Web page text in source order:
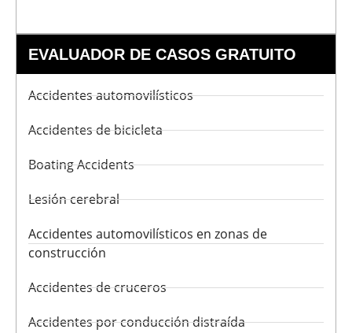
EVALUADOR DE CASOS GRATUITO
Accidentes automovilísticos
Accidentes de bicicleta
Boating Accidents
Lesión cerebral
Accidentes automovilísticos en zonas de
construcción
Accidentes de cruceros
Accidentes por conducción distraída